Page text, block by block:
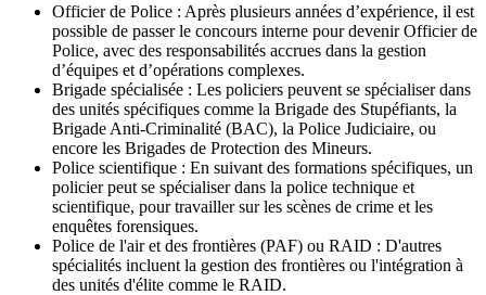
Officier de Police : Après plusieurs années d’expérience, il est
possible de passer le concours interne pour devenir Officier de
Police, avec des responsabilités accrues dans la gestion
d’équipes et d’opérations complexes.
Brigade spécialisée : Les policiers peuvent se spécialiser dans
des unités spécifiques comme la Brigade des Stupéfiants, la
Brigade Anti-Criminalité (BAC), la Police Judiciaire, ou
encore les Brigades de Protection des Mineurs.
Police scientifique : En suivant des formations spécifiques, un
policier peut se spécialiser dans la police technique et
scientifique, pour travailler sur les scènes de crime et les
enquêtes forensiques.
Police de l'air et des frontières (PAF) ou RAID : D'autres
spécialités incluent la gestion des frontières ou l'intégration à
des unités d'élite comme le RAID.